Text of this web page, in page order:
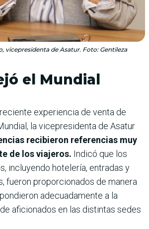
vicepresidenta de Asatur. Foto: Gentileza
el Mundial
experiencia de venta de
la vicepresidenta de Asatur
recibieron referencias muy
de los viajeros. Indicó que los
incluyendo hotelería, entradas y
fueron proporcionados de manera
adecuadamente a la
aficionados en las distintas sedes